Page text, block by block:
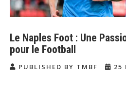
Le Naples Foot : Une
pour le Football
PUBLISHED BY TMBF 25